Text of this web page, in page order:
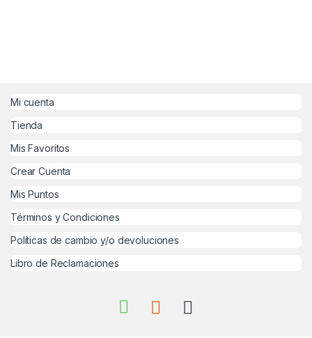
Mi cuenta
Tienda
Mis Favoritos
Crear Cuenta
Mis Puntos
Términos y Condiciones
Políticas de cambio y/o devoluciones
Libro de Reclamaciones